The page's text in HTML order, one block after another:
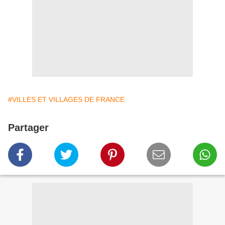
#VILLES ET VILLAGES DE FRANCE
Partager